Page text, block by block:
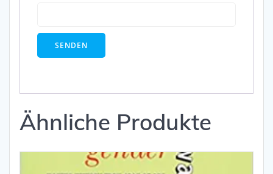
Ähnliche Produkte